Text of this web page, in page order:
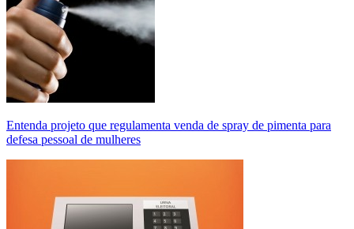
Entenda projeto que regulamenta venda de spray de pimenta para
defesa pessoal de mulheres